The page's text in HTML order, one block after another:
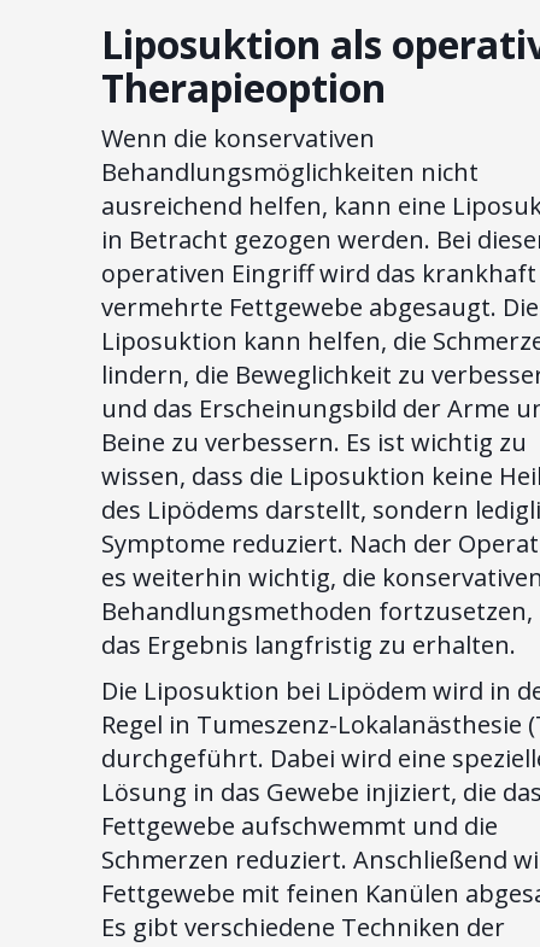
Liposuktion als
Therapieoption
Wenn die konservativen
Behandlungsmöglichkeiten nicht
ausreichend helfen, kann eine
in Betracht gezogen werden. Bei
operativen Eingriff wird das krankhaft
vermehrte Fettgewebe abgesaugt. Die
Liposuktion kann helfen, die
lindern, die Beweglichkeit zu
und das Erscheinungsbild der Arme
Beine zu verbessern. Es ist wichtig zu
wissen, dass die Liposuktion keine
des Lipödems darstellt, sondern
Symptome reduziert. Nach der
es weiterhin wichtig, die
Behandlungsmethoden fortzusetzen,
das Ergebnis langfristig zu erhalten.
Die Liposuktion bei Lipödem wird in
Regel in Tumeszenz-Lokalanästhesie
durchgeführt. Dabei wird eine
Lösung in das Gewebe injiziert, die
Fettgewebe aufschwemmt und die
Schmerzen reduziert. Anschließend
Fettgewebe mit feinen Kanülen
Es gibt verschiedene Techniken der